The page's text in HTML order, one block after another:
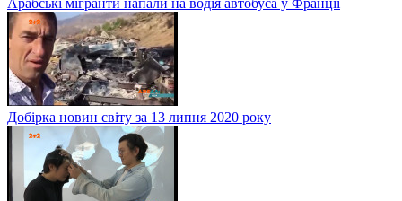
Добірка новин світу за 13 липня 2020 року